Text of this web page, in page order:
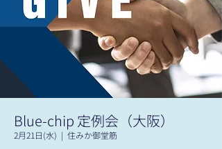
Blue-chip 定例会（大阪）
2月21日(水)
  |
住みか御堂筋